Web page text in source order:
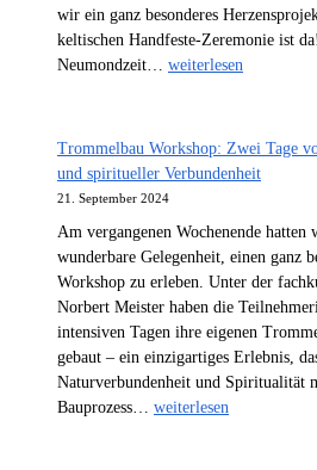
wir ein ganz besonderes
keltischen Handfeste-Zeremonie ist
Neumondzeit… Unsere
weiterlesen
Trommelbau Workshop: Zwei Tage
und spiritueller Verbundenheit
21. September 2024
Am vergangenen Wochenende
wunderbare Gelegenheit, einen ganz
Workshop zu erleben. Unter der
Norbert Meister haben die
intensiven Tagen ihre eigenen
gebaut – ein einzigartiges Erlebnis,
Naturverbundenheit und Spiritualität
Bauprozess… Trommelbau
weiterlesen